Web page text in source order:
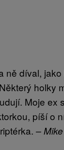
ně díval,
holky
Moje ex
píší o
– Mike